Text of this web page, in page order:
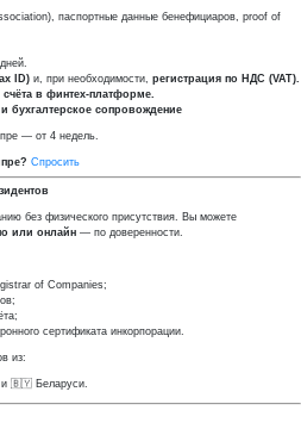
паспортные данные бенефициаров, proof of
ID) и, при необходимости, регистрация по НДС (VAT).
в финтех-платформе.
бухгалтерское сопровождение
— от 4 недель.
Спросить
без физического присутствия. Вы можете
или онлайн — по доверенности.
of Companies;
сертификата инкорпорации.
из:
🇧🇾 Беларуси.